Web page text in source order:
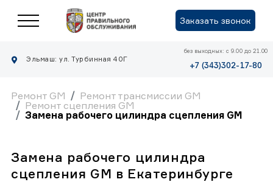
Заказать звонок
Эльмаш: ул. Турбинная 40Г
без выходных: с 9.00 до 21.00
+7 (343)302-17-80
Ремонт GM
Ремонт трансмиссии GM
Ремонт сцепления GM
Замена рабочего цилиндра сцепления GM
Замена рабочего цилиндра
сцепления GM в Екатеринбурге